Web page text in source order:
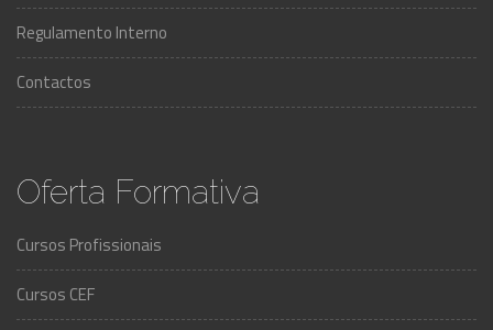
Regulamento Interno
Contactos
Oferta Formativa
Cursos Profissionais
Cursos CEF